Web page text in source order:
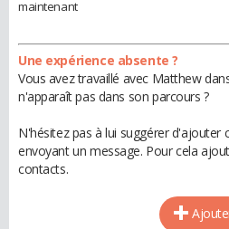
maintenant
Une expérience absente ?
Vous avez travaillé avec Matthew
n'apparaît pas dans son parcours ?
N'hésitez pas à lui suggérer d'ajouter
envoyant un message. Pour cela
contacts.